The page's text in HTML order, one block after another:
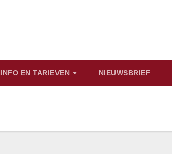
INFO EN TARIEVEN NIEUWSBRIEF